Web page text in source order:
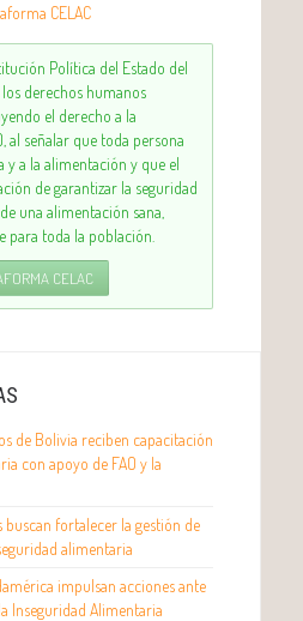
CELAC
Política del Estado del
derechos humanos
el derecho a la
al señalar que toda persona
y a la alimentación y que el
de garantizar la seguridad
una alimentación sana,
para toda la población.
CELAC
de Bolivia reciben capacitación
con apoyo de FAO y la
buscan fortalecer la gestión de
alimentaria
impulsan acciones ante
Inseguridad Alimentaria